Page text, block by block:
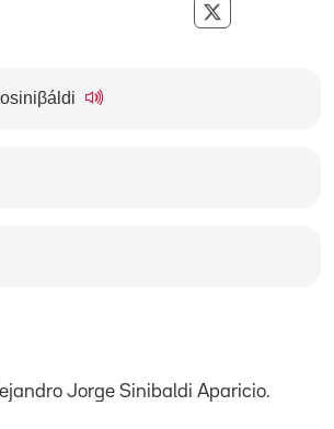
Compartir
Jorge Sinibaldi Aparicio.